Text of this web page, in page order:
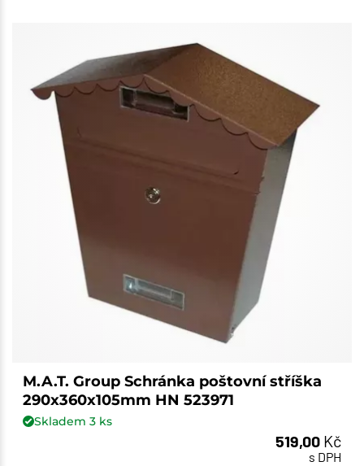
M.A.T. Group Schránka poštovní stříška
290x360x105mm HN 523971
Skladem 3ks
519,00 Kč
s DPH